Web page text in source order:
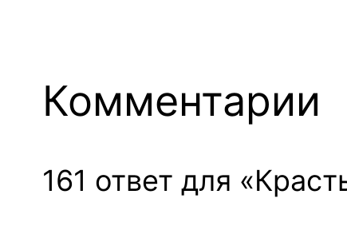
Комментарии
161 ответ для